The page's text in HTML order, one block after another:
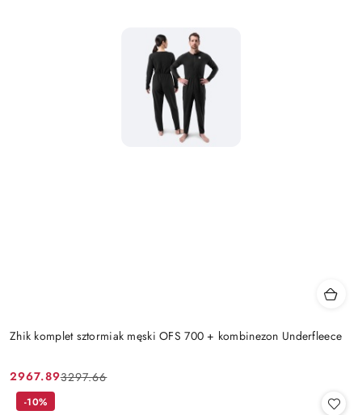
Zhik komplet sztormiak męski OFS 700 + kombinezon Underfleece
Cena
promocyjna:
2967.89
Cena
przed
3297.66
-10%